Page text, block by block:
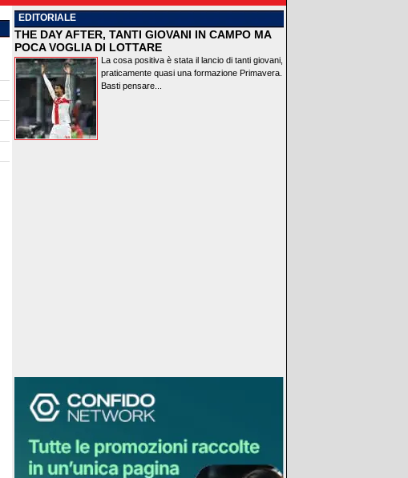
EDITORIALE
THE DAY AFTER, TANTI GIOVANI IN CAMPO MA
POCA VOGLIA DI LOTTARE
La cosa positiva è stata il lancio di tanti giovani,
praticamente quasi una formazione Primavera.
Basti pensare...